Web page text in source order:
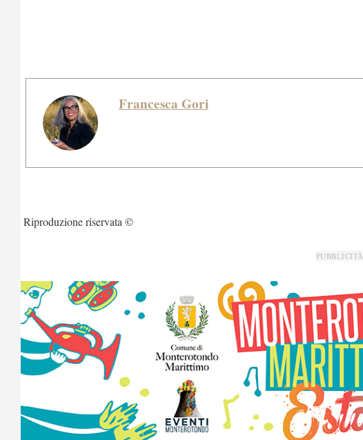
Francesca Gori
Riproduzione riservata ©
PUBBLICITÀ